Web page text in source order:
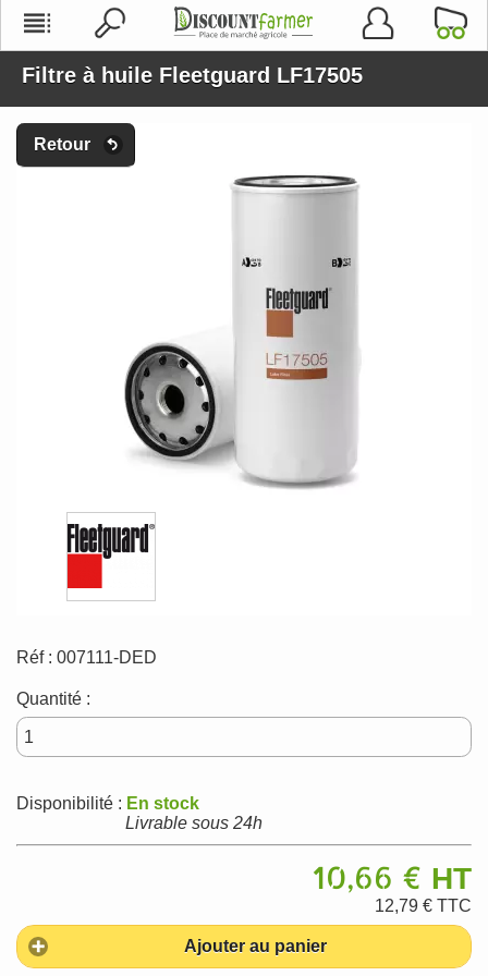
Filtre à huile Fleetguard LF17505
Retour
Réf : 007111-DED
Quantité :
Disponibilité : En stock
Livrable sous 24h
10,66 € HT
12,79 € TTC
Ajouter au panier